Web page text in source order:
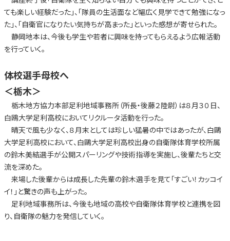
ても楽しい経験だった」、「隊員の生活面など幅広く見学できて勉強になっ
た」、「自衛官になりたい気持ちが高まった」といった感想が寄せられた。
静岡地本は、今後も学生や若者に興味を持ってもらえるよう広報活動
を行っていく。
体校選手母校へ
＜栃木＞
栃木地方協力本部足利地域事務所（所長・後藤２陸尉）は８月３０日、
白鴎大学足利高校においてリクルータ活動を行った。
晴天で風も少なく、８月末としては珍しい猛暑の中ではあったが、白鷗
大学足利高校において、白鷗大学足利高校出身の自衛隊体育学校所属
の鈴木美結選手が公開スパーリングや技術指導を実施し、後輩たちと交
流を深めた。
来場した後輩からは成長した先輩の鈴木選手を見て「すごい！カッコイ
イ！」と驚きの声も上がった。
足利地域事務所は、今後も地域の高校や自衛隊体育学校と連携を図
り、自衛隊の魅力を発信していく。